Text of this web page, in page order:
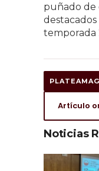
puñado de
temporada
Artículo
Noticias